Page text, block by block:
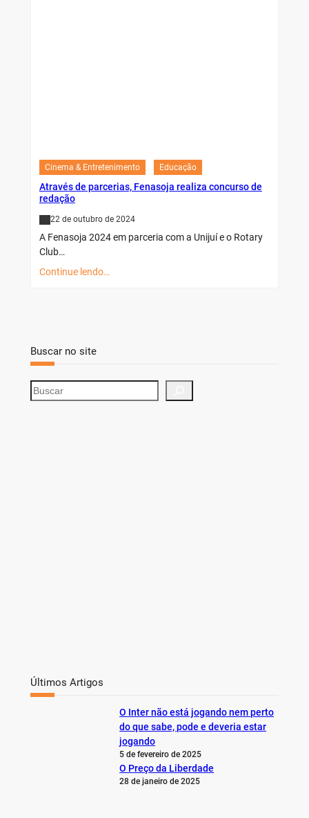
Cinema & Entretenimento Educação
Através de parcerias, Fenasoja realiza concurso de
redação
22 de outubro de 2024
A Fenasoja 2024 em parceria com a Unijuí e o Rotary
Club…
Continue lendo…
Buscar no site
S
e
Últimos Artigos
O Inter não está jogando nem perto
do que sabe, pode e deveria estar
jogando
5 de fevereiro de 2025
O Preço da Liberdade
28 de janeiro de 2025